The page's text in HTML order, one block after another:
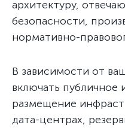
архитектуру,
безопасности,
нормативно-
В зависимости от
включать публичное
размещение
дата-центрах,